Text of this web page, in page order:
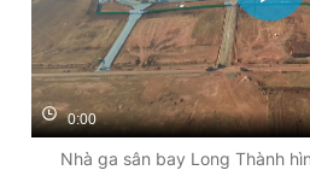
0:00
Nhà ga sân bay Long Thành